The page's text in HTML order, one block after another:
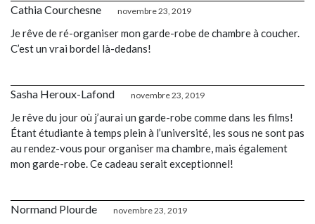
Cathia Courchesne novembre 23, 2019
Je rêve de ré-organiser mon garde-robe de chambre à coucher.
C’est un vrai bordel là-dedans!
Sasha Heroux-Lafond novembre 23, 2019
Je rêve du jour où j’aurai un garde-robe comme dans les films!
Étant étudiante à temps plein à l’université, les sous ne sont pas
au rendez-vous pour organiser ma chambre, mais également
mon garde-robe. Ce cadeau serait exceptionnel!
Normand Plourde novembre 23, 2019